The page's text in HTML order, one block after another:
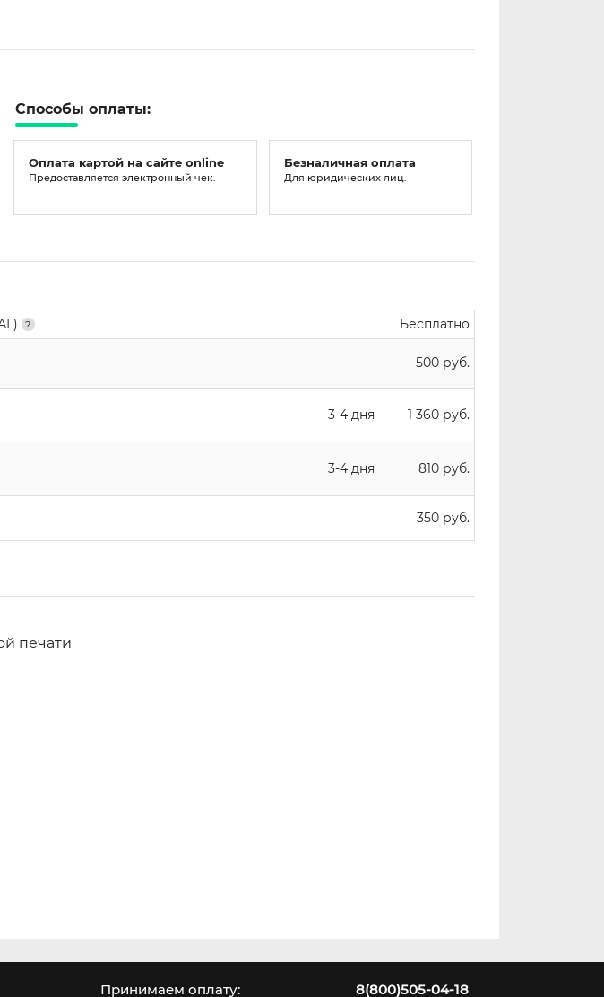
Способы оплаты:
Оплата картой на сайте online
Предоставляется электронный чек.
Безналичная оплата
Для юридических лиц.
Бесплатно
500 руб.
3-4 дня 1 360 руб.
3-4 дня 810 руб.
350 руб.
печати
Принимаем оплату: 8(800)505-04-18